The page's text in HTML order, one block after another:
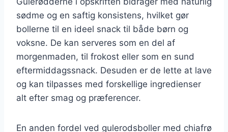
sødme og en saftig konsistens, hvilket gør
bollerne til en ideel snack til både børn og
voksne. De kan serveres som en del af
morgenmaden, til frokost eller som en sund
eftermiddagssnack. Desuden er de lette at lave
og kan tilpasses med forskellige ingredienser
alt efter smag og præferencer.
En anden fordel ved gulerodsboller med chiafrø